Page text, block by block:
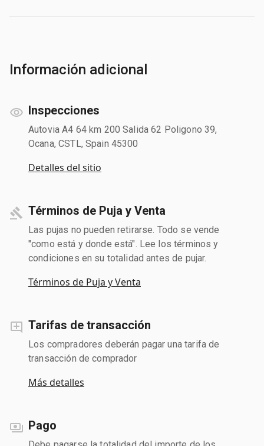
Información adicional
Inspecciones
Autovia A4 64 km 200 Salida 62 Poligono 39,
Ocana, CSTL, Spain 45300
Detalles del sitio
Términos de Puja y Venta
Las pujas no pueden retirarse. Todo se vende
"como está y donde está". Lee los términos y
condiciones en su totalidad antes de pujar.
Términos de Puja y Venta
Tarifas de transacción
Los compradores deberán pagar una tarifa de
transacción de comprador
Más detalles
Pago